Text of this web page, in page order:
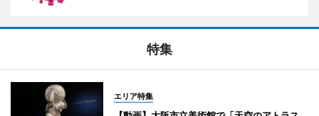
特集
エリア特集